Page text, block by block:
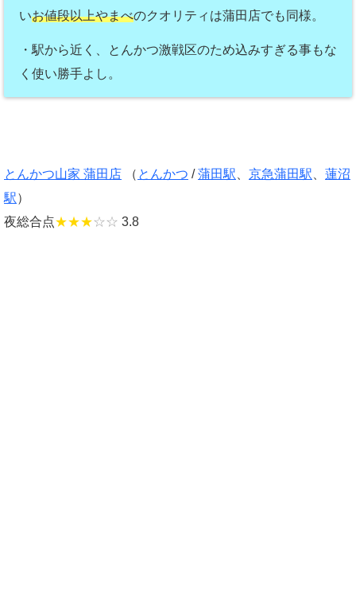
いお値段以上やまべのクオリティは蒲田店でも同様。
・駅から近く、とんかつ激戦区のため込みすぎる事もな
く使い勝手よし。
とんかつ山家 蒲田店 （ とんかつ /蒲田駅 京急蒲田駅
蓮沼
駅）
夜総合点★★★☆☆ 3.8